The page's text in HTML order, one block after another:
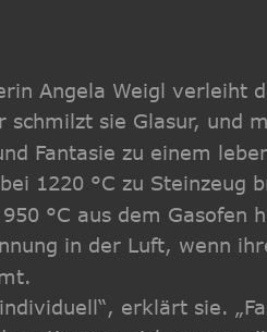
Angela Weigl verleiht
schmilzt sie Glasur, und
Fantasie zu einem
1220 °C zu Steinzeug
°C aus dem Gasofen
in der Luft, wenn
erklärt sie.